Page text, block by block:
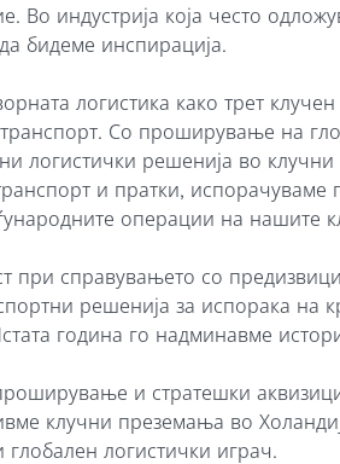
Во индустрија која често
бидеме инспирација.
логистика како трет
Со проширување на
логистички решенија во
и пратки, испорачуваме
операции на нашите
при справувањето со
решенија за испорака на
година го надминавме
и стратешки
клучни преземања во
глобален логистички играч.